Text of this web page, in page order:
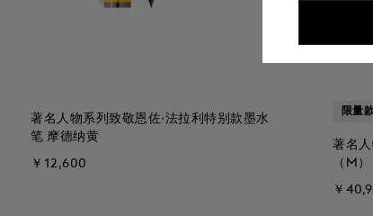
著名人物系列致敬恩佐·法拉利特别款墨水
笔 摩德纳黄
￥12,600
限量
著名
（M
￥